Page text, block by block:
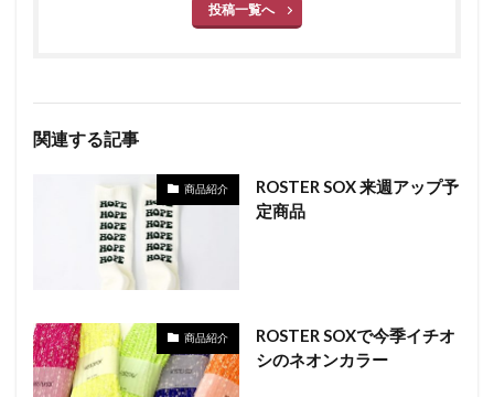
投稿一覧へ
関連する記事
商品紹介
ROSTER SOX 来週アップ予
定商品
商品紹介
ROSTER SOXで今季イチオ
シのネオンカラー